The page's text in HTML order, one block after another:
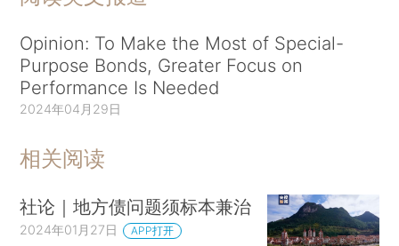
Opinion: To Make the Most of Special-
Purpose Bonds, Greater Focus on
Performance Is Needed
2024年04月29日
相关阅读
社论｜地方债问题须标本兼治
2024年01月27日 APP打开